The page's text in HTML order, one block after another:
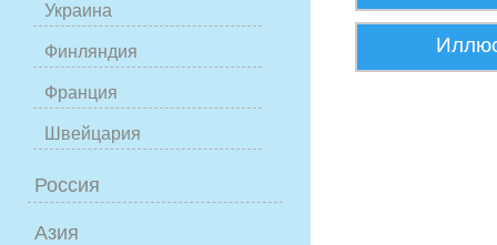
Украина
Финляндия
Франция
Швейцария
Россия
Азия